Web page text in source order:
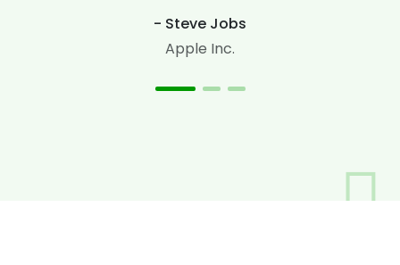
- Steve Jobs
Apple Inc.